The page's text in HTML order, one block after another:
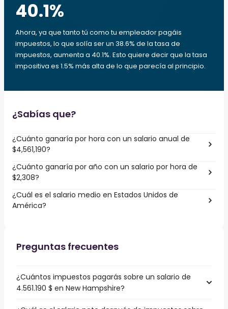
40.1%
Ahora, ya que tanto tú como tu empleador pagáis
impuestos, lo que solía ser un 38.6% de la tasa de
impuestos, aumenta a 40.1%. Esto quiere decir que la tasa
impositiva es 1.5% más alta de lo que parecía al principio.
¿Sabías que?
¿Cuánto ganaría por hora con un salario anual de
$4,561,190?
¿Cuánto ganaría por año con un salario por hora de
$2,308?
¿Cuál es el salario medio en Estados Unidos de
América?
Preguntas frecuentes
¿Cuántos impuestos pagarás sobre un salario de
4.561.190 $ en New Hampshire?